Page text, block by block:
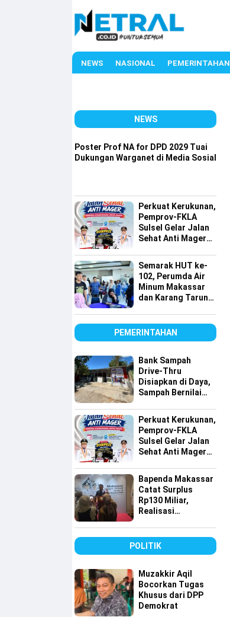
NEWS NASIONAL PEMERINTAHAN
NEWS
Poster Prof NA for DPD 2029 Tuai
Dukungan Warganet di Media Sosial
Perkuat Kerukunan,
Pemprov-FKLA
Sulsel Gelar Jalan
Sehat Anti Mager
Lintas Agama
Semarak HUT ke-
102, Perumda Air
Minum Makassar
dan Karang Taruna
PEMERINTAHAN
Bank Sampah
Drive-Thru
Disiapkan di Daya,
Sampah Bernilai
Perkuat Kerukunan,
Pemprov-FKLA
Sulsel Gelar Jalan
Sehat Anti Mager
Lintas Agama
Bapenda Makassar
Catat Surplus
Rp130 Miliar,
Realisasi
POLITIK
Muzakkir Aqil
Bocorkan Tugas
Khusus dari DPP
Demokrat